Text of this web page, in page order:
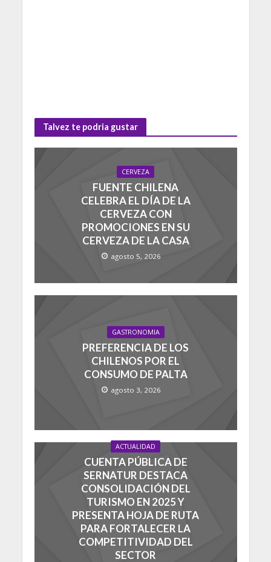
Talvez te podria gustar
CERVEZA
FUENTE CHILENA
CELEBRA EL DÍA DE LA
CERVEZA CON
PROMOCIONES EN SU
CERVEZA DE LA CASA
agosto 5, 2026
GASTRONOMIA
PREFERENCIA DE LOS
CHILENOS POR EL
CONSUMO DE PALTA
agosto 3, 2026
ACTUALIDAD
CUENTA PÚBLICA DE
SERNATUR DESTACA
CONSOLIDACIÓN DEL
TURISMO EN 2025 Y
PRESENTA HOJA DE RUTA
PARA FORTALECER LA
COMPETITIVIDAD DEL
SECTOR